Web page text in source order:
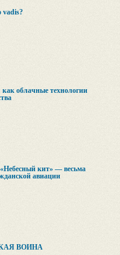
vadis?
облачные технологии
кит» — весьма
авиации
ВОЙНА